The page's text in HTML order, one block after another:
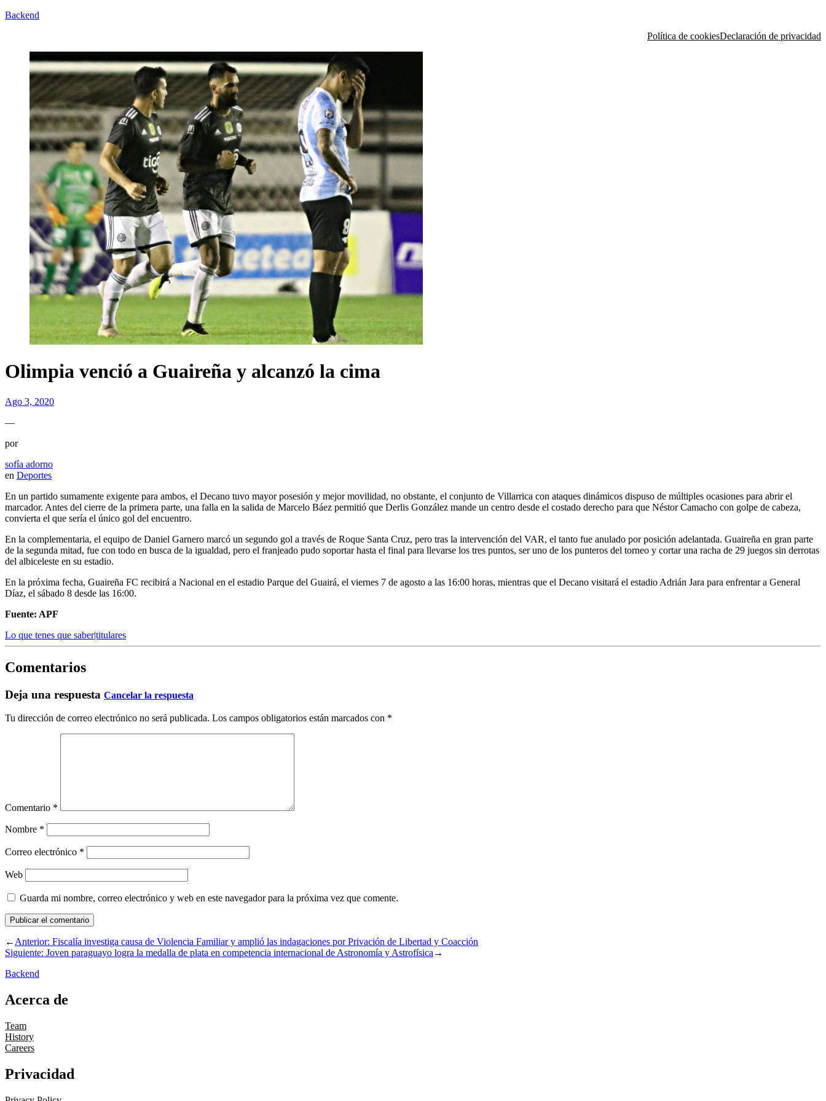
Backend
Política de cookiesDeclaración de privacidad
Olimpia venció a Guaireña y alcanzó la cima
Ago 3, 2020
—
por
sofía adorno
en Deportes
En un partido sumamente exigente para ambos, el Decano tuvo mayor posesión y mejor movilidad, no obstante, el conjunto de Villarrica con ataques dinámicos dispuso de múltiples ocasiones para abrir el
marcador. Antes del cierre de la primera parte, una falla en la salida de Marcelo Báez permitió que Derlis González mande un centro desde el costado derecho para que Néstor Camacho con golpe de cabeza,
convierta el que sería el único gol del encuentro.
En la complementaria, el equipo de Daniel Garnero marcó un segundo gol a través de Roque Santa Cruz, pero tras la intervención del VAR, el tanto fue anulado por posición adelantada. Guaireña en gran parte
de la segunda mitad, fue con todo en busca de la igualdad, pero el franjeado pudo soportar hasta el final para llevarse los tres puntos, ser uno de los punteros del torneo y cortar una racha de 29 juegos sin derrotas
del albiceleste en su estadio.
En la próxima fecha, Guaireña FC recibirá a Nacional en el estadio Parque del Guairá, el viernes 7 de agosto a las 16:00 horas, mientras que el Decano visitará el estadio Adrián Jara para enfrentar a General
Díaz, el sábado 8 desde las 16:00.
Fuente: APF
Lo que tenes que saber|titulares
Comentarios
Deja una respuesta Cancelar la respuesta
Tu dirección de correo electrónico no será publicada. Los campos obligatorios están marcados con *
Comentario *
Nombre *
Correo electrónico *
Web
Guarda mi nombre, correo electrónico y web en este navegador para la próxima vez que comente.
←Anterior: Fiscalía investiga causa de Violencia Familiar y amplió las indagaciones por Privación de Libertad y Coacción
Siguiente: Joven paraguayo logra la medalla de plata en competencia internacional de Astronomía y Astrofísica→
Backend
Acerca de
Team
History
Careers
Privacidad